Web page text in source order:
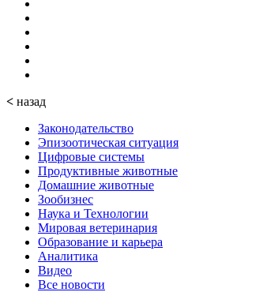
< назад
Законодательство
Эпизоотическая ситуация
Цифровые системы
Продуктивные животные
Домашние животные
Зообизнес
Наука и Технологии
Мировая ветеринария
Образование и карьера
Аналитика
Видео
Все новости